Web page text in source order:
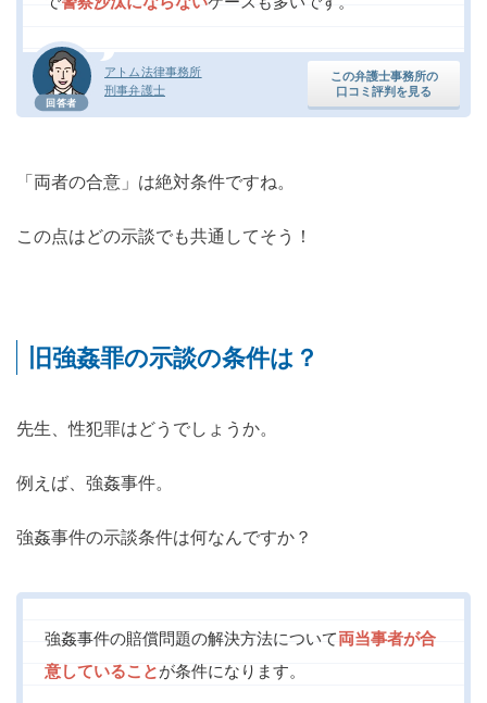
回答者
アトム法律事務所
刑事弁護士
この弁護士事務所の
口コミ評判を見る
「両者の合意」は絶対条件ですね。
この点はどの示談でも共通してそう！
旧強姦罪の示談の条件は？
先生、性犯罪はどうでしょうか。
例えば、強姦事件。
強姦事件の示談条件は何なんですか？
強姦事件の賠償問題の解決方法について両当事者が合
意していることが条件になります。